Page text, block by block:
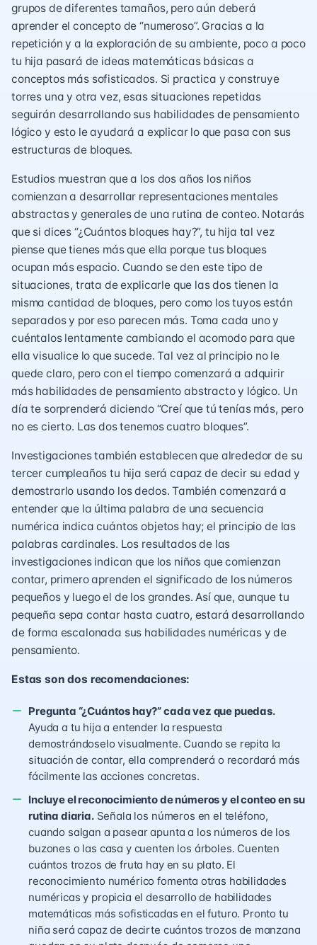
grupos de diferentes tamaños, pero aún deberá
aprender el concepto de “numeroso”. Gracias a la
repetición y a la exploración de su ambiente, poco a poco
tu hija pasará de ideas matemáticas básicas a
conceptos más sofisticados. Si practica y construye
torres una y otra vez, esas situaciones repetidas
seguirán desarrollando sus habilidades de pensamiento
lógico y esto le ayudará a explicar lo que pasa con sus
estructuras de bloques.
Estudios muestran que a los dos años los niños
comienzan a desarrollar representaciones mentales
abstractas y generales de una rutina de conteo. Notarás
que si dices “¿Cuántos bloques hay?”, tu hija tal vez
piense que tienes más que ella porque tus bloques
ocupan más espacio. Cuando se den este tipo de
situaciones, trata de explicarle que las dos tienen la
misma cantidad de bloques, pero como los tuyos están
separados y por eso parecen más. Toma cada uno y
cuéntalos lentamente cambiando el acomodo para que
ella visualice lo que sucede. Tal vez al principio no le
quede claro, pero con el tiempo comenzará a adquirir
más habilidades de pensamiento abstracto y lógico. Un
día te sorprenderá diciendo “Creí que tú tenías más, pero
no es cierto. Las dos tenemos cuatro bloques”.
Investigaciones también establecen que alrededor de su
tercer cumpleaños tu hija será capaz de decir su edad y
demostrarlo usando los dedos. También comenzará a
entender que la última palabra de una secuencia
numérica indica cuántos objetos hay; el principio de las
palabras cardinales. Los resultados de las
investigaciones indican que los niños que comienzan
contar, primero aprenden el significado de los números
pequeños y luego el de los grandes. Así que, aunque tu
pequeña sepa contar hasta cuatro, estará desarrollando
de forma escalonada sus habilidades numéricas y de
pensamiento.
Estas son dos recomendaciones:
Pregunta “¿Cuántos hay?” cada vez que puedas.
Ayuda a tu hija a entender la respuesta
demostrándoselo visualmente. Cuando se repita la
situación de contar, ella comprenderá o recordará más
fácilmente las acciones concretas.
Incluye el reconocimiento de números y el conteo en su
rutina diaria.Señala los números en el teléfono,
cuando salgan a pasear apunta a los números de los
buzones o las casa y cuenten los árboles. Cuenten
cuántos trozos de fruta hay en su plato. El
reconocimiento numérico fomenta otras habilidades
numéricas y propicia el desarrollo de habilidades
matemáticas más sofisticadas en el futuro. Pronto tu
niña será capaz de decirte cuántos trozos de manzana